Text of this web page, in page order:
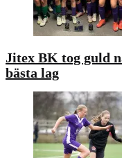
Jitex BK tog guld
bästa lag